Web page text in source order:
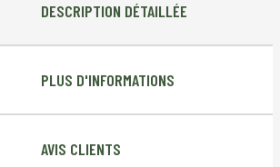
DESCRIPTION DÉTAILLÉE
PLUS D'INFORMATIONS
AVIS CLIENTS